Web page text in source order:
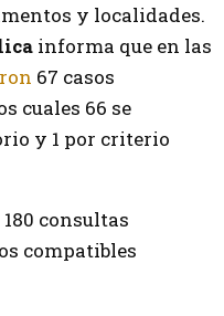
y localidades.
informa que en las
67 casos
cuales 66 se
y 1 por criterio
consultas
compatibles